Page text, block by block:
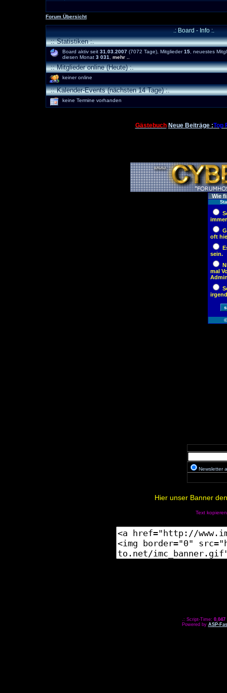
Forum Übersicht
.: Board - Info :.
:: Statistiken :.
Board aktiv seit 31.03.2007 (7072 Tage), Mitglieder15 , neuestes
diesen Monat 3 031 mehr ..
:: Mitglieder online (Heute) :.
keiner online
:: Kalender-Events (nächsten 14 Tage) :.
keine Termine vorhanden
Gästebuch Neue Beiträge :Top
Newsletter
Hier unser Banner
Text
.: Script-Time: 0,047
Powered by ASP-